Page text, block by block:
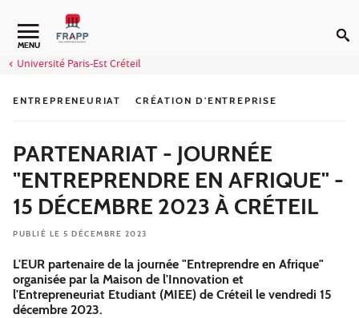
Aller au contenu
Navigation secondaire
MENU
Université Paris-Est Créteil
ENTREPRENEURIAT CRÉATION D'ENTREPRISE
PARTENARIAT - JOURNÉE
"ENTREPRENDRE EN AFRIQUE" -
15 DÉCEMBRE 2023 À CRÉTEIL
PUBLIÉ LE 5 DÉCEMBRE 2023
L'EUR partenaire de la journée "Entreprendre en Afrique"
organisée par la Maison de l'Innovation et
l'Entrepreneuriat Etudiant (MIEE) de Créteil le vendredi 15
décembre 2023.